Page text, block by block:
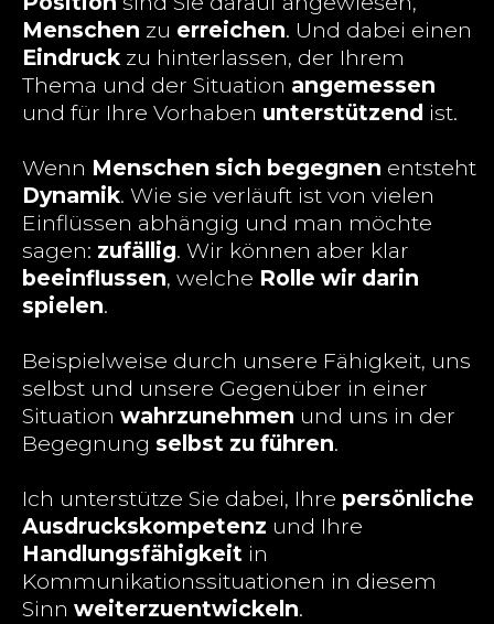
Menschen zu erreichen. Und dabei einen
Eindruck zu hinterlassen, der Ihrem
Thema und der Situation angemessen
und für Ihre Vorhaben unterstützend ist.
Wenn Menschen sich begegnen entsteht
Dynamik. Wie sie verläuft ist von vielen
Einflüssen abhängig und man möchte
sagen: zufällig. Wir können aber klar
beeinflussen, welche Rolle wir darin
spielen.
Beispielweise durch unsere Fähigkeit, uns
selbst und unsere Gegenüber in einer
Situation wahrzunehmen und uns in der
Begegnung selbst zu führen.
Ich unterstütze Sie dabei, Ihre persönliche
Ausdruckskompetenz und Ihre
Handlungsfähigkeit in
Kommunikationssituationen in diesem
Sinn weiterzuentwickeln.